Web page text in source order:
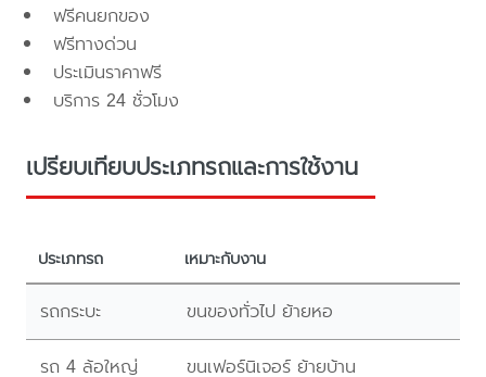
ฟรีคนยกของ
ฟรีทางด่วน
ประเมินราคาฟรี
บริการ 24 ชั่วโมง
เปรียบเทียบประเภทรถและการใช้งาน
ประเภทรถ เหมาะกับงาน
รถกระบะ ขนของทั่วไป ย้ายหอ
รถ 4 ล้อใหญ่ ขนเฟอร์นิเจอร์ ย้ายบ้าน